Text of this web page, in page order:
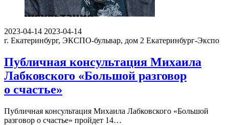
2023-04-14 2023-04-14
г. Екатеринбург, ЭКСПО-бульвар, дом 2 Екатеринбург-Экспо
Публичная консультация Михаила
Лабковского «Большой разговор
о счастье»
Публичная консультация Михаила Лабковского «Большой
разговор о счастье» пройдет 14…